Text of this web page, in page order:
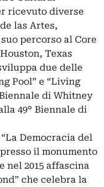
ricevuto diverse
las Artes,
percorso al Core
Texas
due delle
Pool” e “Living
di Whitney
49° Biennale di
Democracia del
il monumento
nel 2015 affascina
che celebra la